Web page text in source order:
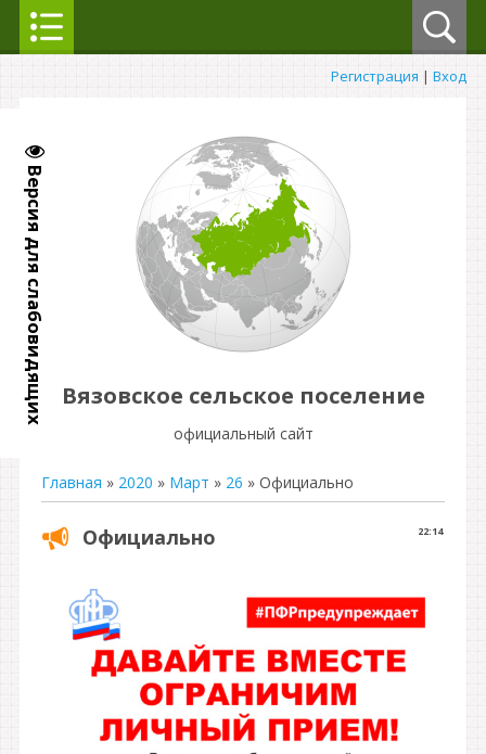
Версия для слабовидящих
Регистрация | Вход
Вязовское сельское поселение
официальный сайт
Главная » 2020 » Март » 26 » Официально
22:14
Официально